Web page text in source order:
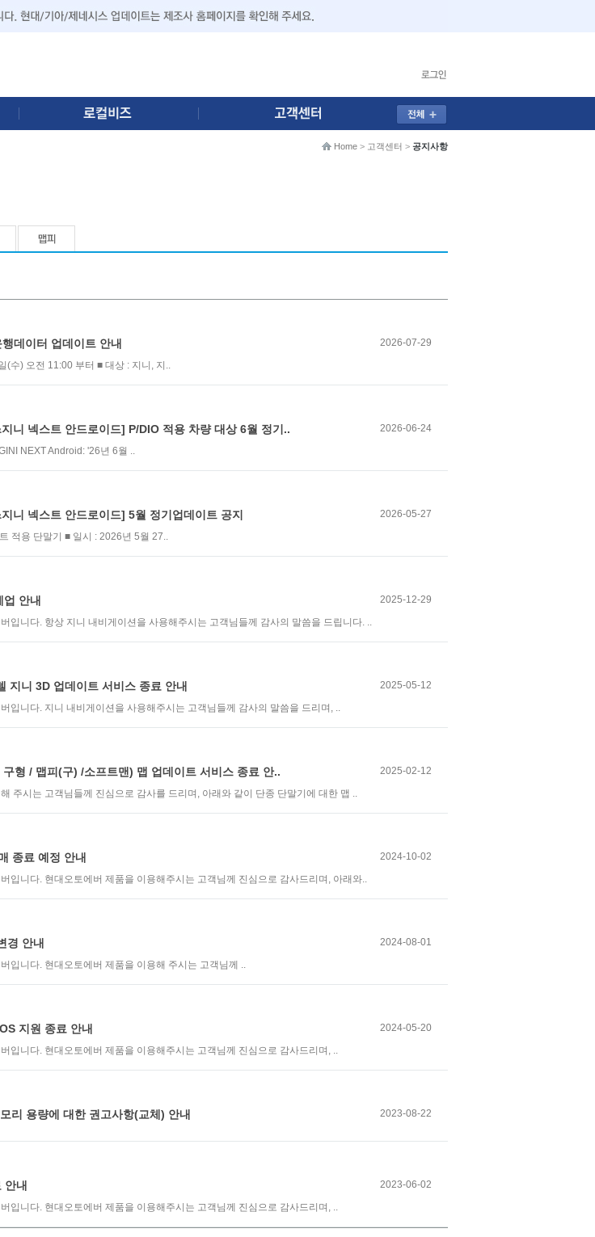
Home > 고객센터 > 공지사항
2026-07-29
데이터 업데이트 안내
(수) 오전 11:00 부터 ■ 대상 : 지니, 지..
2026-06-24
니 넥스트 안드로이드] P/DIO 적용 차량 대상 6월 정기..
NEXT Android: '26년 6월 ..
2026-05-27
니 넥스트 안드로이드] 5월 정기업데이트 공지
적용 단말기 ■ 일시 : 2026년 5월 27..
2025-12-29
안내
입니다. 항상 지니 내비게이션을 사용해주시는 고객님들께 감사의 말씀을 드립니다. ..
2025-05-12
지니 3D 업데이트 서비스 종료 안내
입니다. 지니 내비게이션을 사용해주시는 고객님들께 감사의 말씀을 드리며, ..
2025-02-12
형 / 맵피(구) /소프트맨) 맵 업데이트 서비스 종료 안..
주시는 고객님들께 진심으로 감사를 드리며, 아래와 같이 단종 단말기에 대한 맵 ..
2024-10-02
종료 예정 안내
입니다. 현대오토에버 제품을 이용해주시는 고객님께 진심으로 감사드리며, 아래와..
2024-08-01
경 안내
입니다. 현대오토에버 제품을 이용해 주시는 고객님께 ..
2024-05-20
지원 종료 안내
입니다. 현대오토에버 제품을 이용해주시는 고객님께 진심으로 감사드리며, ..
2023-08-22
리 용량에 대한 권고사항(교체) 안내
2023-06-02
안내
입니다. 현대오토에버 제품을 이용해주시는 고객님께 진심으로 감사드리며, ..